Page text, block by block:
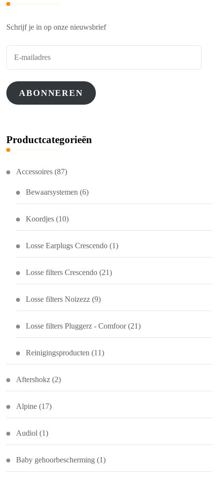
Schrijf je in op onze nieuwsbrief
ABONNEREN
Productcategorieën
Accessoires (87)
Bewaarsystemen (6)
Koordjes (10)
Losse Earplugs Crescendo (1)
Losse filters Crescendo (21)
Losse filters Noizezz (9)
Losse filters Pluggerz - Comfoor (21)
Reinigingsproducten (11)
Aftershokz (2)
Alpine (17)
Audiol (1)
Baby gehoorbescherming (1)